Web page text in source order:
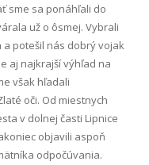
sme sa ponáhľali do
už o ôsmej. Vybrali
potešil nás dobrý vojak
aj najkrajší výhľad na
však hľadali
oči. Od miestnych
v dolnej časti Lipnice
objavili aspoň
odpočúvania.